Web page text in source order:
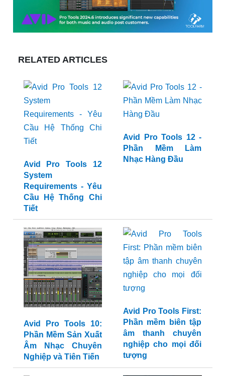
RELATED ARTICLES
Avid Pro Tools 12
System
Requirements - Yêu
Cầu Hệ Thống Chi
Tiết
Avid Pro Tools 10:
Phần Mềm Sản Xuất
Âm Nhạc Chuyên
Nghiệp và Tiên Tiến
Avid Pro Tools First:
Phần mềm biên tập
âm thanh chuyên
nghiệp cho mọi đối